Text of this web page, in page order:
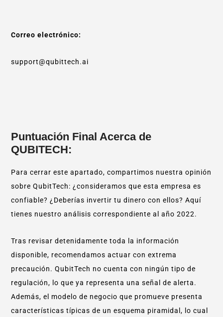
Correo electrónico:
support@qubittech.ai
Puntuación Final Acerca de
QUBITECH:
Para cerrar este apartado, compartimos nuestra opinión
sobre QubitTech: ¿consideramos que esta empresa es
confiable? ¿Deberías invertir tu dinero con ellos? Aquí
tienes nuestro análisis correspondiente al año 2022.
Tras revisar detenidamente toda la información
disponible, recomendamos actuar con extrema
precaución. QubitTech no cuenta con ningún tipo de
regulación, lo que ya representa una señal de alerta.
Además, el modelo de negocio que promueve presenta
características típicas de un esquema piramidal, lo cual